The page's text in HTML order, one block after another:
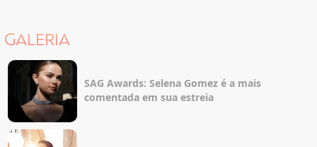
GALERIA
SAG Awards: Selena Gomez é a mais
comentada em sua estreia